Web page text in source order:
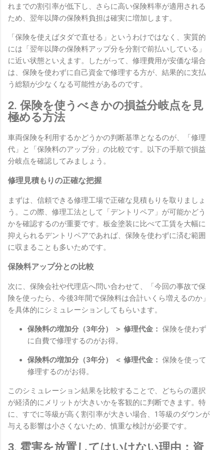
れまでの割引率が低下し、さらに高い保険料率が適用される
ため、翌年以降の保険料負担は確実に増加します。
「保険を使えばタダで直せる」というわけではなく、実質的
には「翌年以降の保険料アップ分を分割で前払いしている」
に近い状態といえます。したがって、修理費用が安価な場合
は、保険を使わずに自己資金で修理する方が、結果的に支払
う総額が少なくなる可能性があるのです。
2. 保険を使うべきかの損益分岐点を見
極める方法
車両保険を利用するかどうかの判断基準となるのが、「修理
代」と「保険料のアップ分」の比較です。以下の手順で損益
分岐点を確認してみましょう。
修理見積もりの正確な把握
まずは、信頼できる修理工場で正確な見積もりを取りましょ
う。この際、修理工法として「デントリペア」が可能かどう
かを確認するのが重要です。板金塗装に比べて工賃を大幅に
抑えられるデントリペアであれば、保険を使わずに済む範囲
に収まることも多いためです。
保険料アップ分との比較
次に、保険会社や代理店へ問い合わせて、「今回の事故で保
険を使ったら、今後3年間で保険料は合計いくら増えるのか」
を具体的にシミュレーションしてもらいます。
保険料の増加分（3年分） ＞ 修理代金： 保険を使わず
に自費で修理するのがお得。
保険料の増加分（3年分） ＜ 修理代金： 保険を使って
修理するのがお得。
このシミュレーション結果を比較することで、どちらの選択
が経済的にメリットが大きいかを客観的に判断できます。特
に、すでに等級が高く割引率が大きい場合、1等級のダウンが
与える影響は小さくないため、慎重な検討が必要です。
3. 雹害を放置してはいけない理由：資